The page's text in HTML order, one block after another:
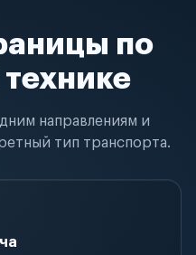
по
направлениям и
тип транспорта.